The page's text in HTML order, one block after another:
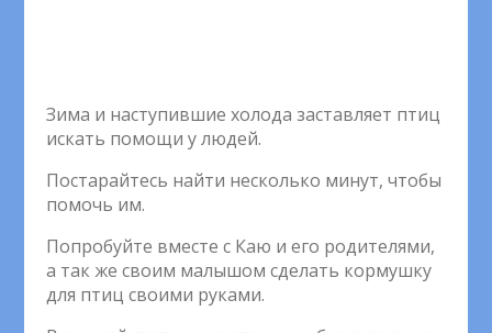
Зима и наступившие холода заставляет птиц
искать помощи у людей.
Постарайтесь найти несколько минут, чтобы
помочь им.
Попробуйте вместе с Каю и его родителями,
а так же своим малышом сделать кормушку
для птиц своими руками.